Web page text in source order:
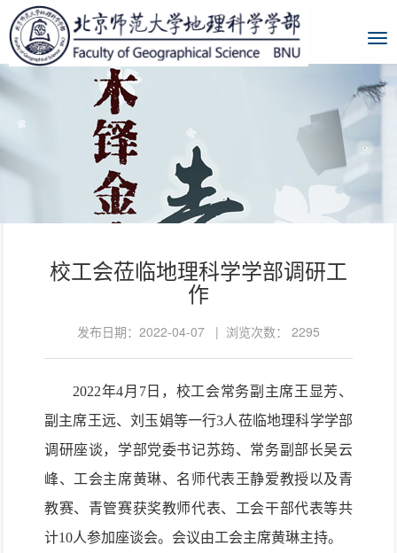
校工会莅临地理科学学部调研工
作
发布日期：2022-04-07 | 浏览次数： 2295
2022年4月7日， 校工会常务副主席王显芳、
副主席王远、刘玉娟等一行3人莅临地理科学学部
调研座谈，学部党委书记苏筠、常务副部长吴云
峰、工会主席黄琳、名师代表王静爱教授以及青
教赛、 青管赛获奖教师代表、工会干部代表等共
计10人参加座谈会。 会议由工会主席黄琳主持。